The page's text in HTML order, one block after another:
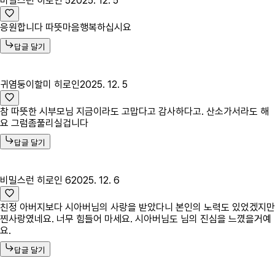
응원합니다 따뜻마음행복하십시요
답글 달기
귀염둥이할미 히로인2025. 12. 5
참 따뜻한 시부모님 지금이라도 고맙다고 감사하다고. 산소가서라도 해
요 그럼좀풀리실겁니다
답글 달기
비밀스런 히로인 62025. 12. 6
친정 아버지보다 시아버님의 사랑을 받았다니 본인의 노력도 있었겠지만
찐사랑였네요. 너무 힘들어 마세요. 시아버님도 님의 진심을 느꼈을거예
요.
답글 달기